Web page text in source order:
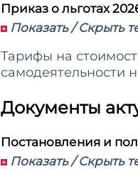
Приказ о льготах
Показать / Скрыть
Тарифы на
самодеятельности
Документы
Постановления и
Показать / Скрыть